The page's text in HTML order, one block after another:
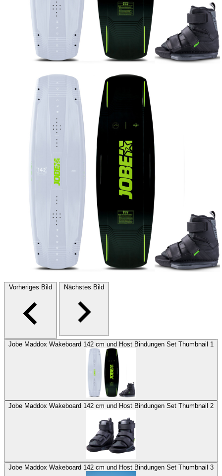
Vorheriges Bild Nächstes Bild
Jobe Maddox Wakeboard 142 cm und Host Bindungen Set Thumbnail 1
Jobe Maddox Wakeboard 142 cm und Host Bindungen Set Thumbnail 2
Jobe Maddox Wakeboard 142 cm und Host Bindungen Set Thumbnail 3